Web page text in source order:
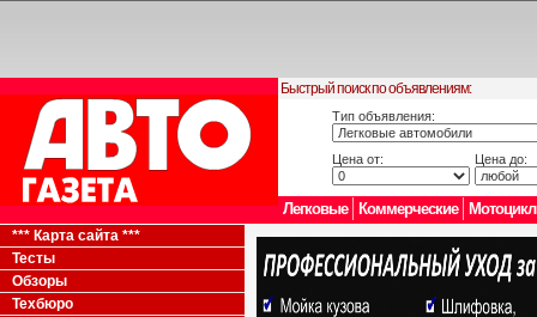
Быстрый поиск по объявлениям:
Тип объявления:
Цена от: Цена до:
Легковые Коммерческие
*** Карта сайта ***
Тесты
Обзоры
Техбюро